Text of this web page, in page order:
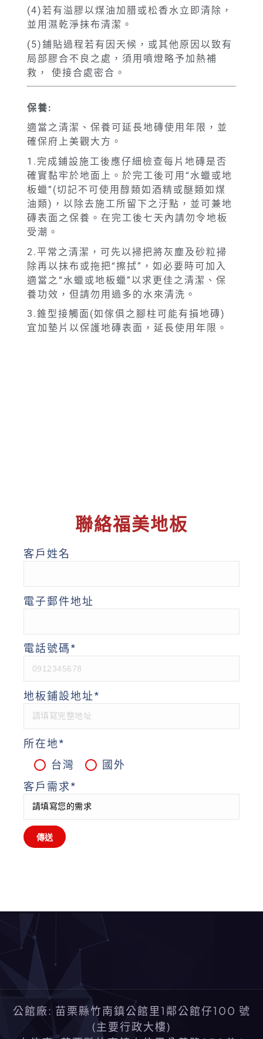
(4)若有溢膠以煤油加腊或松香水立即清除，
並用濕乾淨抹布清潔。
(5)鋪貼過程若有因天候，或其他原因以致有
局部膠合不良之處，須用噴燈略予加熱補
救， 使接合處密合。
保養:
適當之清潔、保養可延長地磚使用年限，並
確保府上美觀大方。
1.完成鋪設施工後應仔細檢查每片地磚是否
確實黏牢於地面上。於完工後可用“水蠟或地
板蠟”(切記不可使用醇類如酒精或醚類如煤
油類)，以除去施工所留下之汙點，並可兼地
磚表面之保養。在完工後七天內請勿令地板
受潮。
2.平常之清潔，可先以掃把將灰塵及砂粒掃
除再以抹布或拖把“擦拭”，如必要時可加入
適當之“水蠟或地板蠟”以求更佳之清潔、保
養功效，但請勿用過多的水來清洗。
3.錐型接觸面(如傢俱之腳柱可能有損地磚)
宜加墊片以保護地磚表面，延長使用年限。
聯絡福美地板
客戶姓名
電子郵件地址
電話號碼*
地板鋪設地址*
所在地*
台灣
國外
客戶需求*
公館廠: 苗栗縣竹南鎮公館里1鄰公館仔100 號
(主要行政大樓)